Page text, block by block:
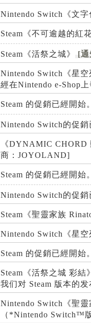
Nintendo Switch《文
Steam《不可逾越的紅
Steam《活祭之城》 [通
Nintendo Switch《星
經在Nintendo e-Shop
Steam 的促銷已經開始。
Nintendo Switch的促銷
《DYNAMIC
商：JOYOLAND]
Steam 的促銷已經開始。
Nintendo Switch的促銷
Steam《聖靈家族
Nintendo Switch《星
Steam 的促銷已經開始。
Steam《活祭之城 彩結
我们对 Steam 版本的发
Nintendo Switch《聖靈
（*Nintendo Switch™